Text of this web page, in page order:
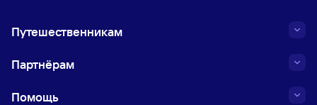
Путешественникам
Партнёрам
Помощь